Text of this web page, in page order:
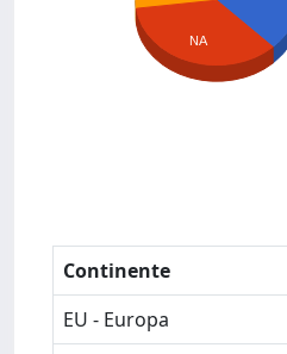
NA
Continente
EU - Europa